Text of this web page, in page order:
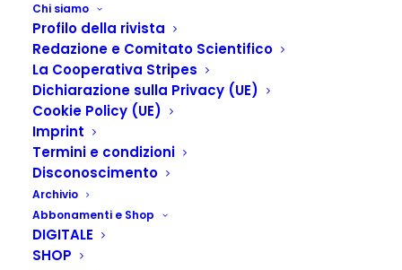
Chi siamo
Profilo della rivista
Redazione e Comitato Scientifico
La Cooperativa Stripes
Dichiarazione sulla Privacy (UE)
Cookie Policy (UE)
Imprint
Termini e condizioni
Disconoscimento
Archivio
Abbonamenti e Shop
DIGITALE
SHOP
Pedagogika_III_12-
Formazione
Articoli dell'autore